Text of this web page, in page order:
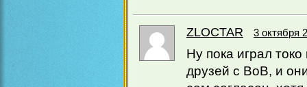
ZLOCTAR 3 октября
Ну пока играл
друзей с ВоВ, и